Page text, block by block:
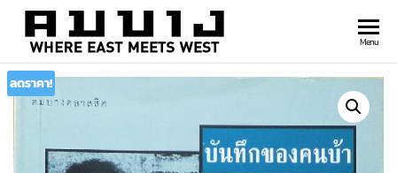
พิมพ์
east
meets
Menu
ลดราคา!